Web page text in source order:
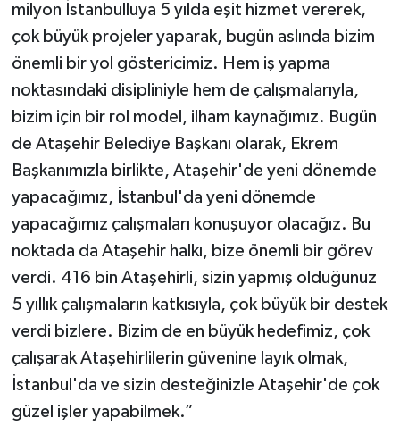
milyon İstanbulluya 5 yılda eşit hizmet vererek,
çok büyük projeler yaparak, bugün aslında bizim
önemli bir yol göstericimiz. Hem iş yapma
noktasındaki disipliniyle hem de çalışmalarıyla,
bizim için bir rol model, ilham kaynağımız. Bugün
de Ataşehir Belediye Başkanı olarak, Ekrem
Başkanımızla birlikte, Ataşehir'de yeni dönemde
yapacağımız, İstanbul'da yeni dönemde
yapacağımız çalışmaları konuşuyor olacağız. Bu
noktada da Ataşehir halkı, bize önemli bir görev
verdi. 416 bin Ataşehirli, sizin yapmış olduğunuz
5 yıllık çalışmaların katkısıyla, çok büyük bir destek
verdi bizlere. Bizim de en büyük hedefimiz, çok
çalışarak Ataşehirlilerin güvenine layık olmak,
İstanbul'da ve sizin desteğinizle Ataşehir'de çok
güzel işler yapabilmek.”